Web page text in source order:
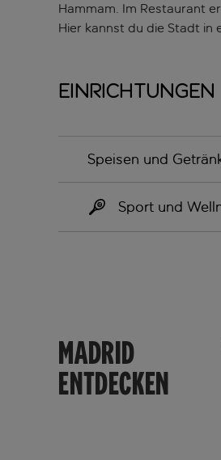
Hammam. Im Restaurant
Hier kannst du die Stadt in
Einrichtungen
Speisen und
Sport und
MADRID
ENTDECKEN